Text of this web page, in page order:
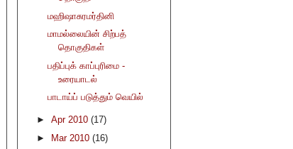
மஹிஷாசுரமர்தினி
மாமல்லையின் சிற்பத்
தொகுதிகள்
பதிப்புக் காப்புரிமை -
உரையாடல்
பாடாய்ப் படுத்தும் வெயில்
► Apr 2010 (17)
►
Mar 2010 (16)